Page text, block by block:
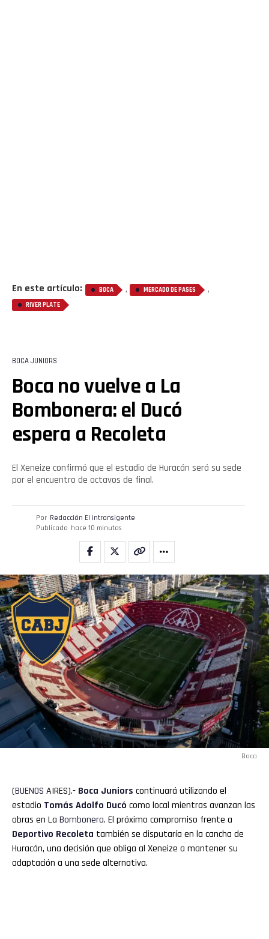
En este artículo: BOCA , MERCADO DE PASES ,
RIVER PLATE
BOCA JUNIORS
Boca no vuelve a La
Bombonera: el Ducó
espera a Recoleta
El Xeneize confirmó que el estadio de Huracán será su sede
por el encuentro de octavos de final.
Por Redacción El intransigente
Publicado hace 10 minutos
Boca
(BUENOS AIRES).- Boca Juniors continuará utilizando el
estadio Tomás Adolfo Ducó como local mientras avanzan las
obras en La Bombonera. El próximo compromiso frente a
Deportivo Recoleta también se disputaría en la cancha de
Huracán, una decisión que obliga al Xeneize a mantener su
adaptación a una sede alternativa.